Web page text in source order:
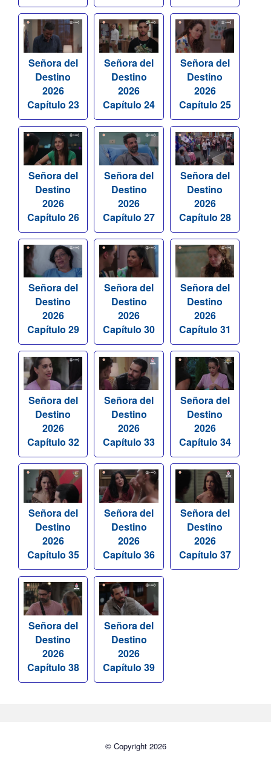
Señora del
Destino
2026
Capítulo 23
Señora del
Destino
2026
Capítulo 24
Señora del
Destino
2026
Capítulo 25
Señora del
Destino
2026
Capítulo 26
Señora del
Destino
2026
Capítulo 27
Señora del
Destino
2026
Capítulo 28
Señora del
Destino
2026
Capítulo 29
Señora del
Destino
2026
Capítulo 30
Señora del
Destino
2026
Capítulo 31
Señora del
Destino
2026
Capítulo 32
Señora del
Destino
2026
Capítulo 33
Señora del
Destino
2026
Capítulo 34
Señora del
Destino
2026
Capítulo 35
Señora del
Destino
2026
Capítulo 36
Señora del
Destino
2026
Capítulo 37
Señora del
Destino
2026
Capítulo 38
Señora del
Destino
2026
Capítulo 39
© Copyright 2026